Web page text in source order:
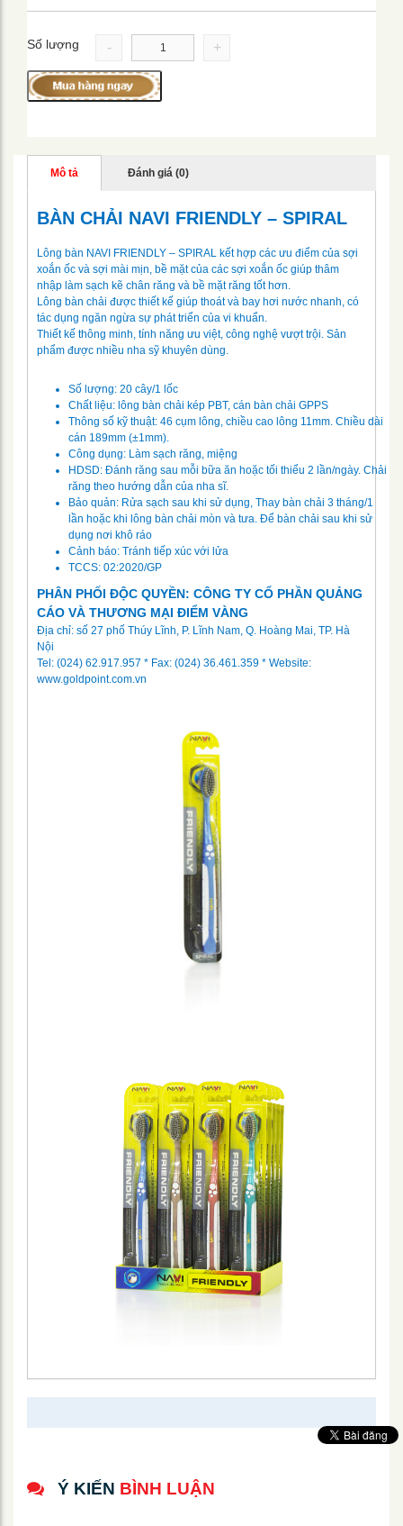
Số lượng - +
Mô tả Đánh giá (0)
BÀN CHẢI NAVI FRIENDLY – SPIRAL
Lông bàn NAVI FRIENDLY – SPIRAL kết hợp các ưu điểm của sợi
xoắn ốc và sợi mài mịn, bề mặt của các sợi xoắn ốc giúp thâm
nhập làm sạch kẽ chân răng và bề mặt răng tốt hơn.
Lông bàn chải được thiết kế giúp thoát và bay hơi nước nhanh, có
tác dụng ngăn ngừa sự phát triển của vi khuẩn.
Thiết kế thông minh, tính năng ưu việt, công nghệ vượt trội. Sản
phẩm được nhiều nha sỹ khuyên dùng.
Số lượng: 20 cây/1 lốc
Chất liệu: lông bàn chải kép PBT, cán bàn chải GPPS
Thông số kỹ thuật: 46 cụm lông, chiều cao lông 11mm. Chiều dài
cán 189mm (±1mm).
Công dụng: Làm sạch răng, miệng
HDSD: Đánh răng sau mỗi bữa ăn hoặc tối thiểu 2 lần/ngày. Chải
răng theo hướng dẫn của nha sĩ.
Bảo quản: Rửa sạch sau khi sử dụng, Thay bàn chải 3 tháng/1
lần hoặc khi lông bàn chải mòn và tưa. Để bàn chải sau khi sử
dụng nơi khô ráo
Cảnh báo: Tránh tiếp xúc với lửa
TCCS: 02:2020/GP
PHÂN PHỐI ĐỘC QUYỀN: CÔNG TY CỔ PHẦN QUẢNG
CÁO VÀ THƯƠNG MẠI ĐIỂM VÀNG
Địa chỉ: số 27 phố Thúy Lĩnh, P. Lĩnh Nam, Q. Hoàng Mai, TP. Hà
Nội
Tel: (024) 62.917.957 * Fax: (024) 36.461.359 * Website:
www.goldpoint.com.vn
Ý KIẾN BÌNH LUẬN